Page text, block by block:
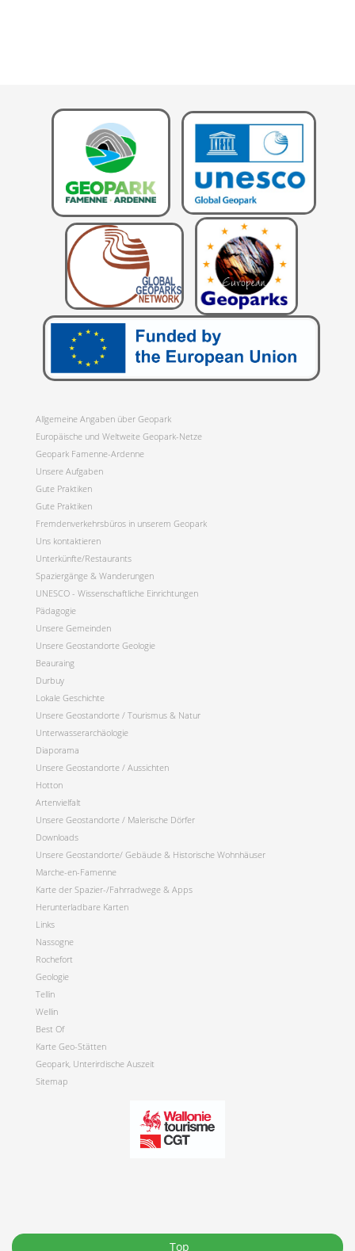
Allgemeine Angaben über Geopark
Europäische und Weltweite Geopark-Netze
Geopark Famenne-Ardenne
Unsere Aufgaben
Gute Praktiken
Gute Praktiken
Fremdenverkehrsbüros in unserem Geopark
Uns kontaktieren
Unterkünfte/Restaurants
Spaziergänge & Wanderungen
UNESCO - Wissenschaftliche Einrichtungen
Pädagogie
Unsere Gemeinden
Unsere Geostandorte Geologie
Beauraing
Durbuy
Lokale Geschichte
Unsere Geostandorte / Tourismus & Natur
Unterwasserarchäologie
Diaporama
Unsere Geostandorte / Aussichten
Hotton
Artenvielfalt
Unsere Geostandorte / Malerische Dörfer
Downloads
Unsere Geostandorte/ Gebäude & Historische Wohnhäuser
Marche-en-Famenne
Karte der Spazier-/Fahrradwege & Apps
Herunterladbare Karten
Links
Nassogne
Rochefort
Geologie
Tellin
Wellin
Best Of
Karte Geo-Stätten
Geopark, Unterirdische Auszeit
Sitemap
Top